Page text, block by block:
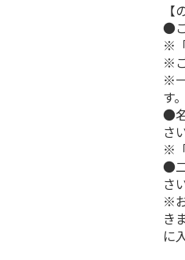
●
※
※
※
す
●
さ
※
●
さ
※
き
に